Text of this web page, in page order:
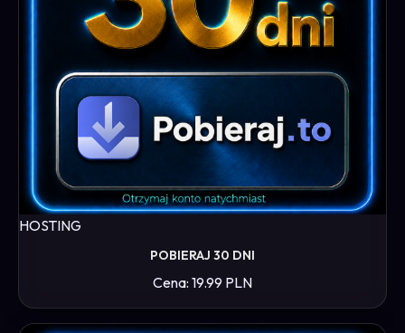
HOSTING
POBIERAJ 30 DNI
Cena: 19.99 PLN